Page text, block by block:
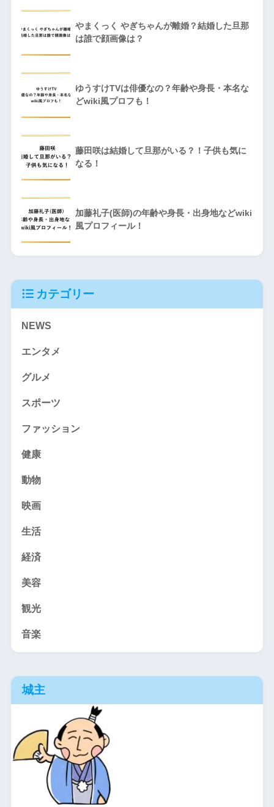
やまくっく やぎちゃんが離婚？結婚した旦那
は誰で顔画像は？
ゆうすけTVは俳優なの？年齢や身長・本名な
どwiki風プロフも！
藤田咲は結婚して旦那がいる？！子供も気に
なる！
加藤礼子(医師)の年齢や身長・出身地などwiki
風プロフィール！
カテゴリー
NEWS
エンタメ
グルメ
スポーツ
ファッション
健康
動物
映画
生活
経済
美容
観光
音楽
城主